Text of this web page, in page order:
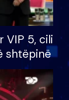
VIP 5, cili
shtëpinë